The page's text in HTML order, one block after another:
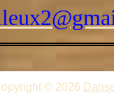
© 2026